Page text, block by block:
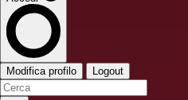
Modifica profilo Logout